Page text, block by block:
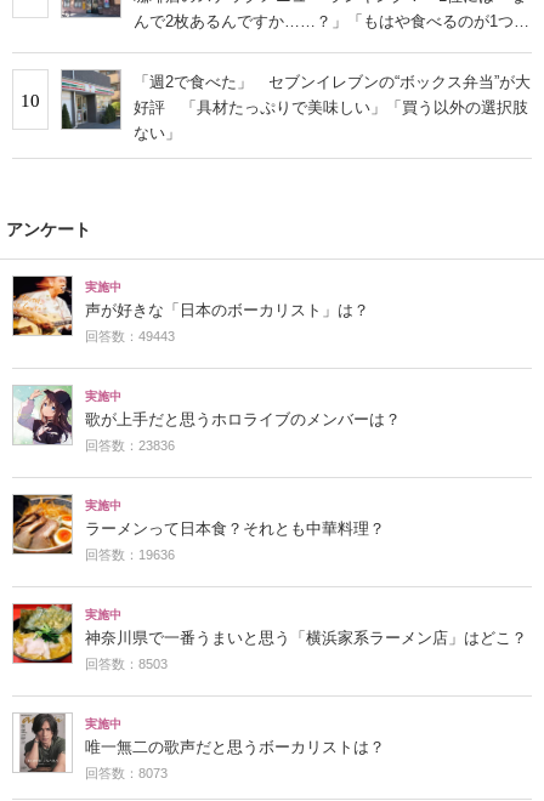
んで2枚あるんですか……？」「もはや食べるのが1つの
10
「週2で食べた」 セブンイレブンの“ボックス弁当”が大
好評 「具材たっぷりで美味しい」「買う以外の選択肢
ない」
アンケート
実施中
声が好きな「日本のボーカリスト」は？
回答数：49443
実施中
歌が上手だと思うホロライブのメンバーは？
回答数：23836
実施中
ラーメンって日本食？それとも中華料理？
回答数：19636
実施中
神奈川県で一番うまいと思う「横浜家系ラーメン店」はどこ？
回答数：8503
実施中
唯一無二の歌声だと思うボーカリストは？
回答数：8073